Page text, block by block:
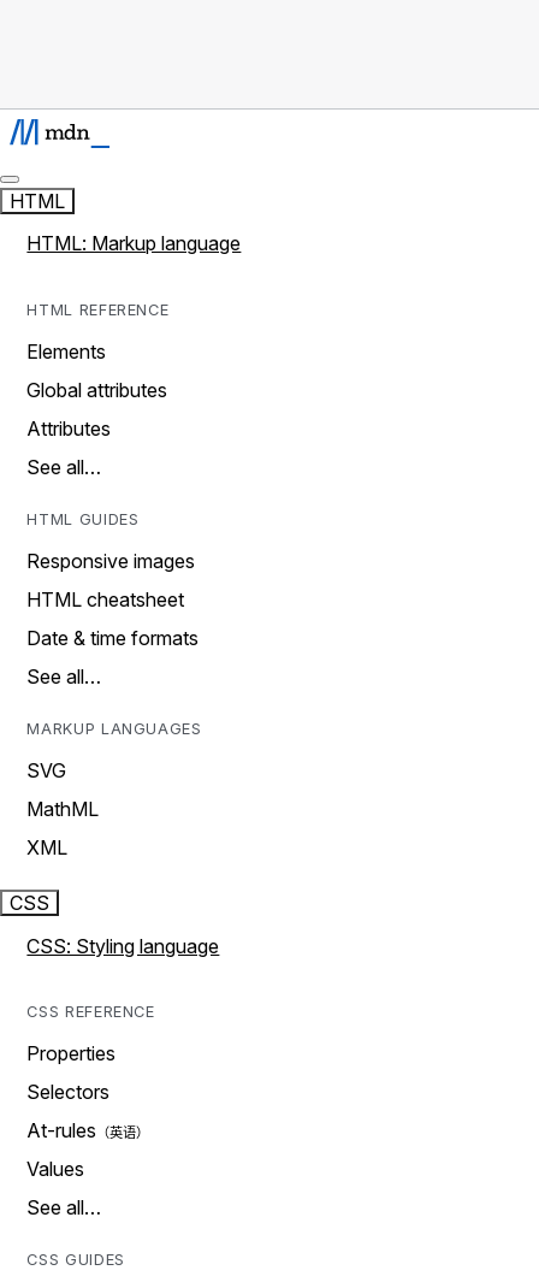
HTML
HTML: Markup language
HTML REFERENCE
Elements
Global attributes
Attributes
See all…
HTML GUIDES
Responsive images
HTML cheatsheet
Date & time formats
See all…
MARKUP LANGUAGES
SVG
MathML
XML
CSS
CSS: Styling language
CSS REFERENCE
Properties
Selectors
At-rules
Values
See all…
CSS GUIDES